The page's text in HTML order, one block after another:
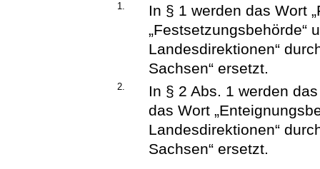
1.
In § 1 werden das Wort
„Festsetzungsbehörde“
Landesdirektionen“
Sachsen“ ersetzt.
2.
In § 2 Abs. 1 werden
das Wort
Landesdirektionen“
Sachsen“ ersetzt.